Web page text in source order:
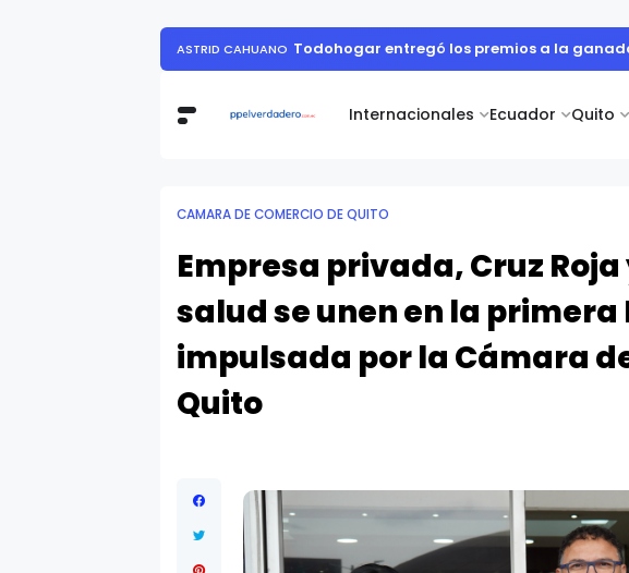
Internacionales Ecuador Quito
ASTRID CAHUANO Todohogar entregó los premios a la
CAMARA DE COMERCIO DE QUITO
Empresa privada, Cruz
salud se unen en la
impulsada por la Cámara
Quito